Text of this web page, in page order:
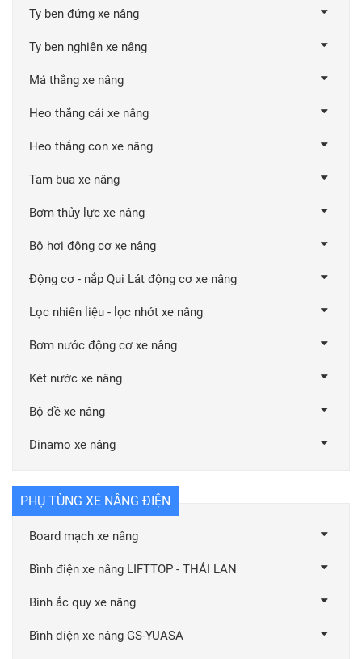
Ty ben đứng xe nâng
Ty ben nghiên xe nâng
Má thắng xe nâng
Heo thắng cái xe nâng
Heo thắng con xe nâng
Tam bua xe nâng
Bơm thủy lực xe nâng
Bộ hơi động cơ xe nâng
Động cơ - nắp Qui Lát động cơ xe nâng
Lọc nhiên liệu - lọc nhớt xe nâng
Bơm nước động cơ xe nâng
Két nước xe nâng
Bộ đề xe nâng
Dinamo xe nâng
PHỤ TÙNG XE NÂNG ĐIỆN
Board mạch xe nâng
Bình điện xe nâng LIFTTOP - THÁI LAN
Bình ắc quy xe nâng
Bình điện xe nâng GS-YUASA